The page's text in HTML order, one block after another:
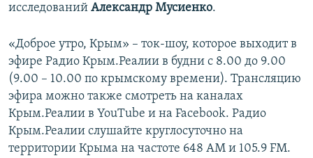
исследований Александр Мусиенко.
«Доброе утро, Крым» – ток-шоу, которое выходит в
эфире Радио Крым.Реалии в будни с 8.00 до 9.00
(9.00 – 10.00 по крымскому времени). Трансляцию
эфира можно также смотреть на каналах
Крым.Реалии в YouTube и на Facebook. Радио
Крым.Реалии слушайте круглосуточно на
территории Крыма на частоте 648 АМ и 105.9 FМ.